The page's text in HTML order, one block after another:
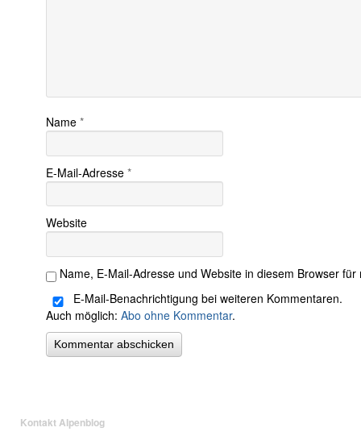
Name *
E-Mail-Adresse *
Website
Name, E-Mail-Adresse und Website in diesem Browser
E-Mail-Benachrichtigung bei weiteren Kommentaren.
Auch möglich: Abo ohne Kommentar.
Kontakt Alpenblog